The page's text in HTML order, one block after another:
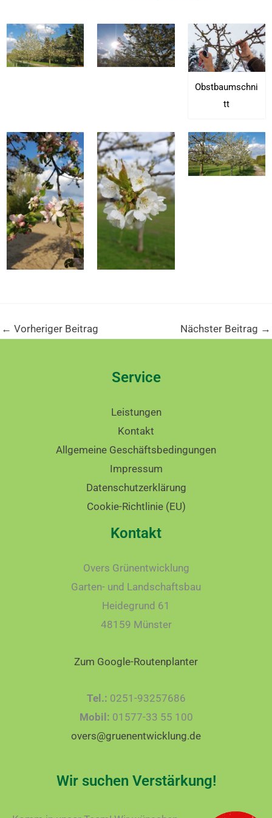
Obstbaumschni
tt
← Vorheriger Beitrag Nächster Beitrag →
Service
Leistungen
Kontakt
Allgemeine Geschäftsbedingungen
Impressum
Datenschutzerklärung
Cookie-Richtlinie (EU)
Kontakt
Overs Grünentwicklung
Garten- und Landschaftsbau
Heidegrund 61
48159 Münster
Zum Google-Routenplanter
Tel.: 0251-93257686
Mobil: 01577-33 55 100
overs@gruenentwicklung.de
Wir suchen Verstärkung!